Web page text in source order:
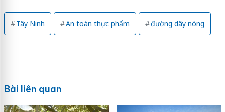
Tây Ninh An toàn thực phẩm đường dây nóng
Bài liên quan